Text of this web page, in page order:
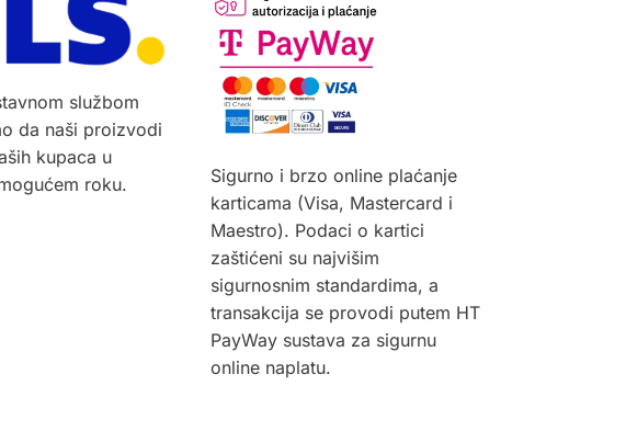
službom
da naši proizvodi
kupaca u
roku.
Sigurno i brzo online plaćanje
karticama (Visa, Mastercard i
Maestro). Podaci o kartici
zaštićeni su najvišim
sigurnosnim standardima, a
transakcija se provodi putem HT
PayWay sustava za sigurnu
online naplatu.